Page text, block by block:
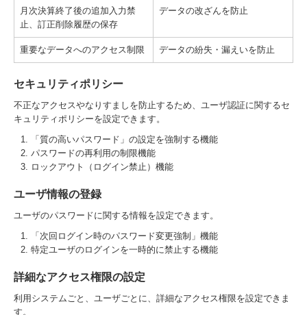
月次決算終了後の追加入力禁
止、訂正削除履歴の保存
データの改ざんを防止
重要なデータへのアクセス制限 データの紛失・漏えいを防止
セキュリティポリシー
不正なアクセスやなりすましを防止するため、ユーザ認証に関するセ
キュリティポリシーを設定できます。
「質の高いパスワード」の設定を強制する機能
パスワードの再利用の制限機能
ロックアウト（ログイン禁止）機能
ユーザ情報の登録
ユーザのパスワードに関する情報を設定できます。
「次回ログイン時のパスワード変更強制」機能
特定ユーザのログインを一時的に禁止する機能
詳細なアクセス権限の設定
利用システムごと、ユーザごとに、詳細なアクセス権限を設定できま
す。